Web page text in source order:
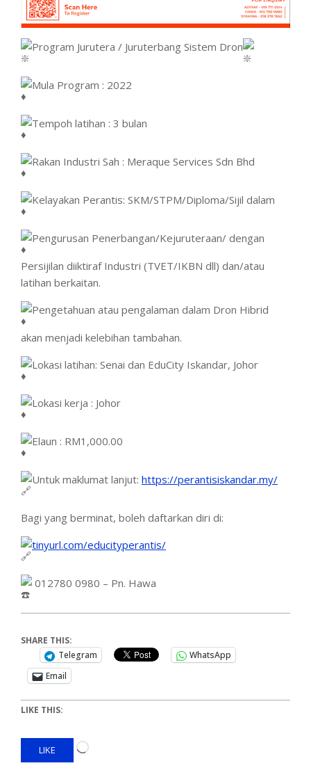
Program Jurutera / Juruterbang Sistem Dron
Mula Program : 2022
Tempoh latihan : 3 bulan
Rakan Industri Sah : Meraque Services Sdn Bhd
Kelayakan Perantis: SKM/STPM/Diploma/Sijil dalam
Pengurusan Penerbangan/Kejuruteraan/ dengan
Persijilan diiktiraf Industri (TVET/IKBN dll) dan/atau
latihan berkaitan.
Pengetahuan atau pengalaman dalam Dron Hibrid
akan menjadi kelebihan tambahan.
Lokasi latihan: Senai dan EduCity Iskandar, Johor
Lokasi kerja : Johor
​Elaun : RM1,000.00
Untuk maklumat lanjut: https://perantisiskandar.my/
Bagi yang berminat, boleh daftarkan diri di:
tinyurl.com/educityperantis/
012780 0980 – Pn. Hawa
SHARE THIS:
Telegram
WhatsApp
Email
LIKE THIS:
LIKE